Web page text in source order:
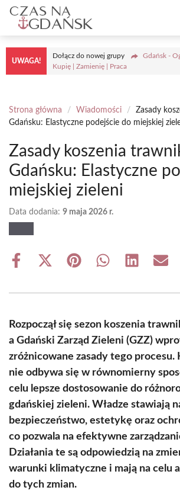
Przejdź
treści
UWAGA!
Dołącz do nowej grupy
Gdańsk -
Kupię | Zamienię | Praca
Strona główna / Wiadomości /
Zasady
Gdańsku: Elastyczne podejście do miejskiej
Zasady koszenia
Gdańsku: Elastyczne
miejskiej zieleni
Data dodania: 9 maja 2026 r.
Share
Share
(Twitter)
Share Share Share Share
Rozpoczął się sezon koszenia
a Gdański Zarząd Zieleni (GZZ)
zróżnicowane zasady tego procesu.
nie odbywa się w równomierny
celu lepsze dostosowanie do
gdańskiej zieleni. Władze stawiają
bezpieczeństwo, estetykę oraz
co pozwala na efektywne
Działania te są odpowiedzią na
warunki klimatyczne i mają na celu
do tych zmian.